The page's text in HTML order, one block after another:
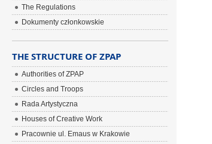
The Regulations
Dokumenty członkowskie
THE STRUCTURE OF ZPAP
Authorities of ZPAP
Circles and Troops
Rada Artystyczna
Houses of Creative Work
Pracownie ul. Emaus w Krakowie